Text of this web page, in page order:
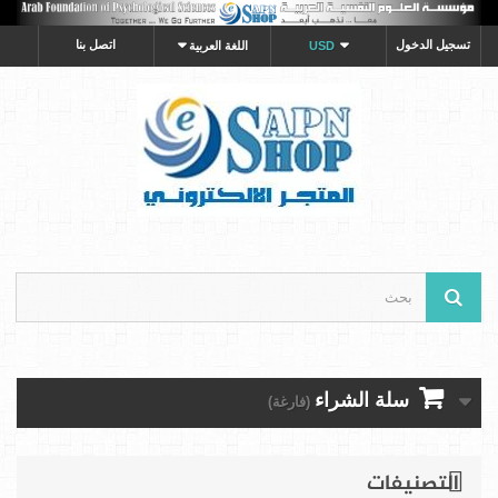
تسجيل الدخول USD اللغة العربية اتصل بنا
سلة الشراء (فارغة)
التصنيفات